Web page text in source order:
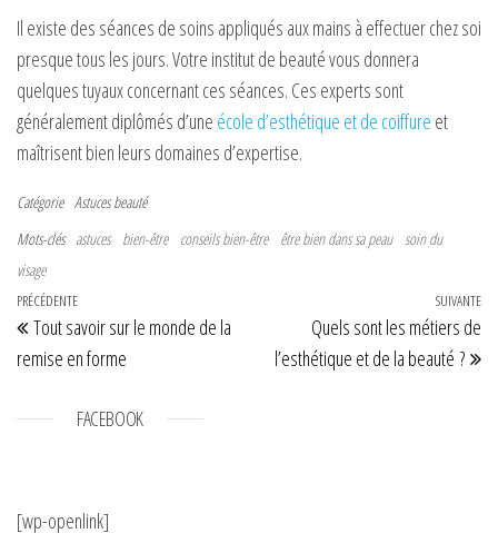
Il existe des séances de soins appliqués aux mains à effectuer chez soi
presque tous les jours. Votre institut de beauté vous donnera
quelques tuyaux concernant ces séances. Ces experts sont
généralement diplômés d’une école d’esthétique et de coiffure et
maîtrisent bien leurs domaines d’expertise.
Catégorie Astuces beauté
Mots-clés astuces bien-être conseils bien-être être bien dans sa peau soin du
visage
Navigation de l’article
Article précédent
PRÉCÉDENTE
Tout savoir sur le monde de la
remise en forme
SUIVANTE
Quels sont les métiers de
l’esthétique et de la beauté ?
FACEBOOK
[wp-openlink]